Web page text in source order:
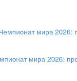
мира 2026: